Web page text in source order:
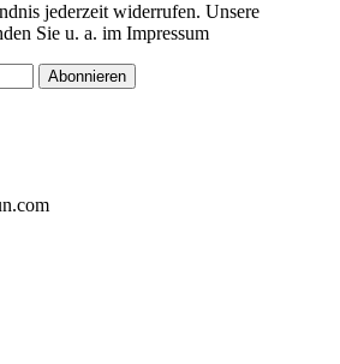
jederzeit widerrufen. Unsere
Sie u. a. im Impressum
Abonnieren